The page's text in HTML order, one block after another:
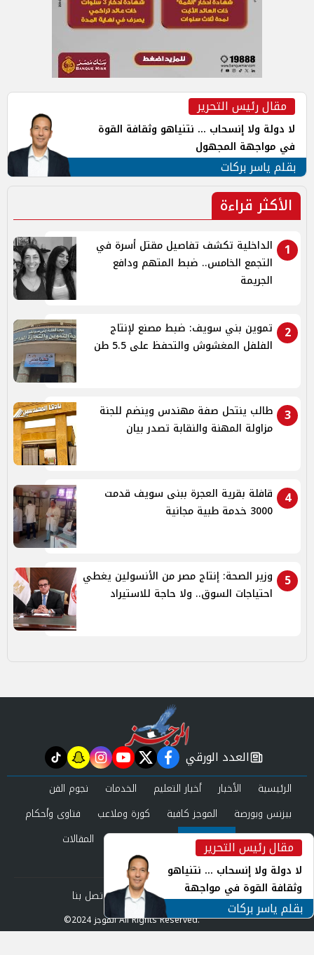
مقال رئيس التحرير
لا دولة ولا إنسحاب ... نتنياهو وثقافة القوة
في مواجهة المجهول
بقلم ياسر بركات
الأكثر قراءة
1
الداخلية تكشف تفاصيل مقتل أسرة في
التجمع الخامس.. ضبط المتهم ودافع
الجريمة
2
تموين بني سويف: ضبط مصنع لإنتاج
الفلفل المغشوش والتحفظ على 5.5 طن
3
طالب ينتحل صفة مهندس وينضم للجنة
مزاولة المهنة والنقابة تصدر بيان
4
قافلة بقرية العجرة ببنى سويف قدمت
3000 خدمة طبية مجانية
5
وزير الصحة: إنتاج مصر من الأنسولين يغطي
احتياجات السوق.. ولا حاجة للاستيراد
مقال رئيس التحرير
لا دولة ولا إنسحاب ... نتنياهو
وثقافة القوة في مواجهة
المجهول
بقلم ياسر بركات
newspaper
العدد الورقي facebook
twitter
youtube
instagram
snapchat
tiktok
الرئيسية الأخبار أخبار التعليم الخدمات
نجوم الفن
بيزنس وبورصة
الموجز كافية كورة وملاعب
فتاوى وأحكام
صحة وجمال
عرب وعالم حوادث ومحاكم
المقالات
العدد الورقي
من نحن
سياسة الخصوصية اتصل بنا
©2024 الموجز All Rights Reserved.